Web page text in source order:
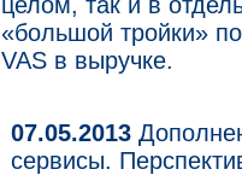
«большой тройки»
VAS в выручке.
07.05.2013
сервисы.